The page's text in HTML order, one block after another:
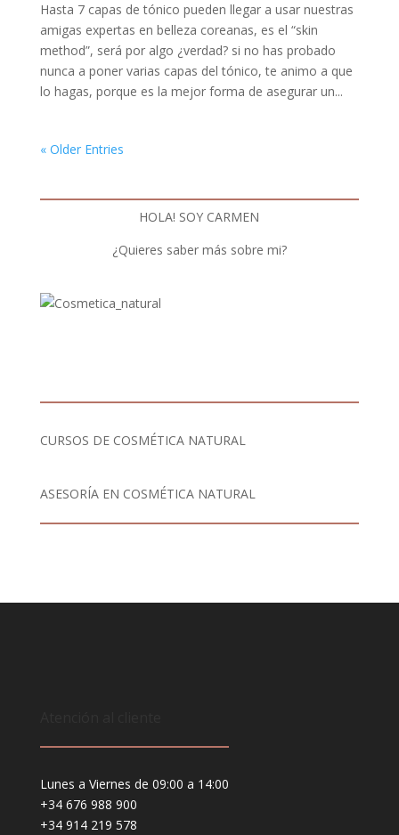
Hasta 7 capas de tónico pueden llegar a usar nuestras
amigas expertas en belleza coreanas, es el “skin
method”, será por algo ¿verdad? si no has probado
nunca a poner varias capas del tónico, te animo a que
lo hagas, porque es la mejor forma de asegurar un...
« Older Entries
HOLA! SOY CARMEN
¿Quieres saber más sobre mi?
CURSOS DE COSMÉTICA NATURAL
ASESORÍA EN COSMÉTICA NATURAL
Lunes a Viernes de 09:00 a 14:00
+34 676 988 900
+34 914 219 578